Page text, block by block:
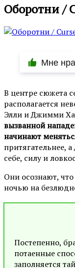
Оборотни /
Мне
В центре сюжета
располагается
Элли и Джимми
вызванной
начинают
притягательнее,
себе, силу и
Они осознают,
ночью на
Постепенно,
потаенные
заполняется